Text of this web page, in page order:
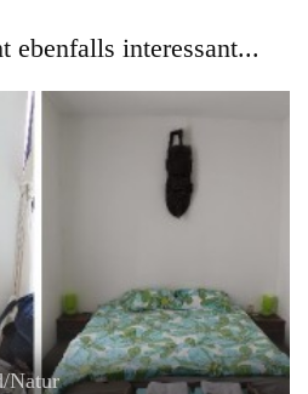
ebenfalls interessant...
Natur